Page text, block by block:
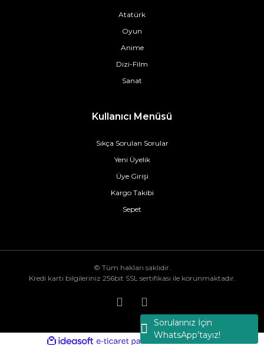
Sorularınız İçin
WhatsApp’tayız!
Atatürk
Oyun
Anime
Dizi-Film
Sanat
Kullanıcı Menüsü
Sıkça Sorulan Sorular
Yeni Üyelik
Üye Girişi
Kargo Takibi
Sepet
© Tüm hakları saklıdır.
Kredi kartı bilgileriniz 256bit SSL sertifikası ile korunmaktadır.
ideasoft